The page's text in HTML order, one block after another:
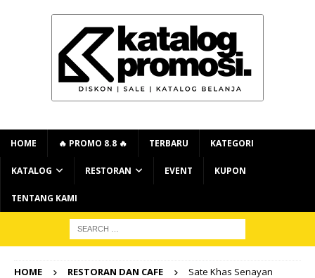
HOME 🔥 PROMO 8.8 🔥 TERBARU KATEGORI
KATALOG RESTORAN EVENT KUPON
TENTANG KAMI
HOME RESTORAN DAN CAFE Sate Khas Senayan